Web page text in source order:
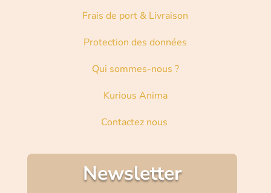
Frais de port & Livraison
Protection des données
Qui sommes-nous ?
Kurious Anima
Contactez nous
Newsletter